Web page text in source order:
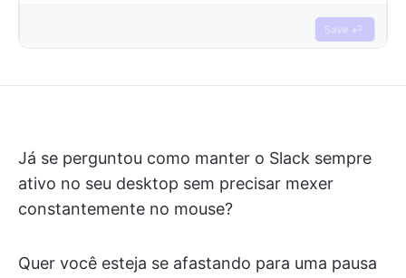
Já se perguntou como manter o Slack sempre
ativo no seu desktop sem precisar mexer
constantemente no mouse?
Quer você esteja se afastando para uma pausa